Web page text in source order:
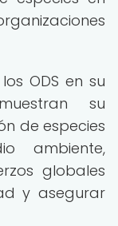
ODS en su
su
de especies
ambiente,
globales
y asegurar